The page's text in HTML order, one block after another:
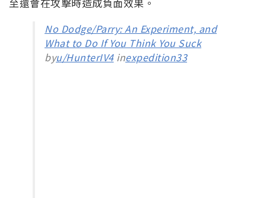
No Dodge/Parry: An Experiment, and
What to Do If You Think You Suck
byu/HunterIV4inexpedition33